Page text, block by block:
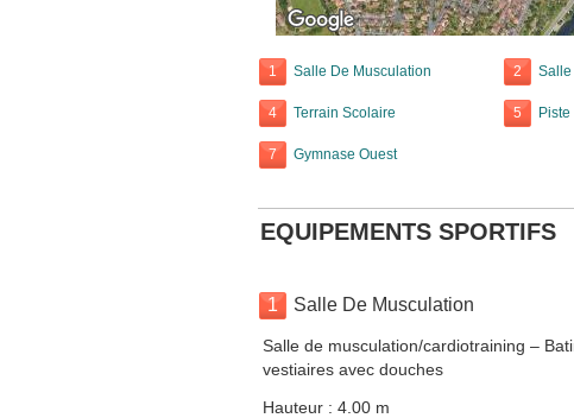
1 Salle De Musculation 2 Salle
4 Terrain Scolaire 5 Piste
7 Gymnase Ouest
EQUIPEMENTS SPORTIFS
1 Salle De Musculation
Salle de musculation/cardiotraining –
vestiaires avec douches
Hauteur : 4.00 m